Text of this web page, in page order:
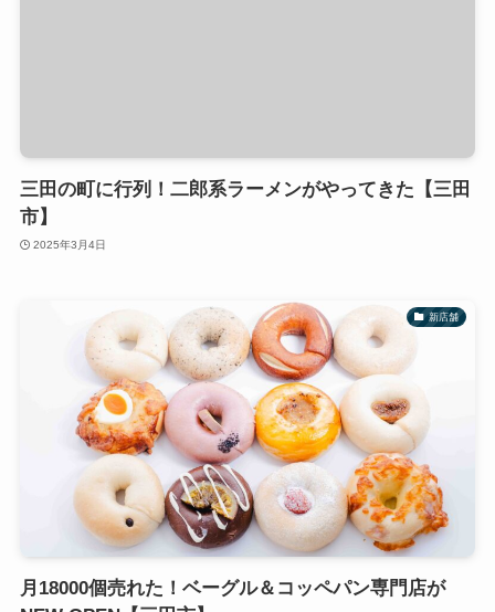
三田の町に行列！二郎系ラーメンがやってきた【三田
市】
2025年3月4日
新店舗
月18000個売れた！ベーグル＆コッペパン専門店が